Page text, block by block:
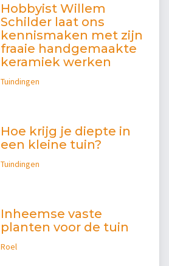
Hobbyist Willem
Schilder laat ons
kennismaken met zijn
fraaie handgemaakte
keramiek werken
Tuindingen
Hoe krijg je diepte in
een kleine tuin?
Tuindingen
Inheemse vaste
planten voor de tuin
Roel